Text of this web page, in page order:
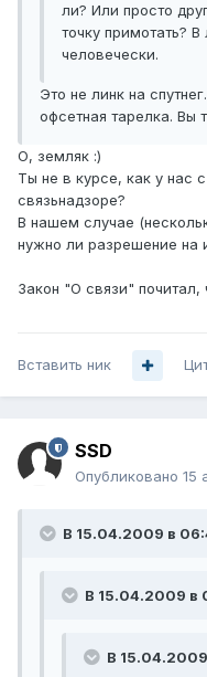
ли? Или просто
точку примотать?
человечески.
Это не линк на
офсетная тарелка. Вы
О, земляк :)
Ты не в курсе, как у нас
связьнадзоре?
В нашем случае
нужно ли разрешение на
Закон "О связи" почитал,
Вставить ник
SSD
Опубликовано 15
В 15.04.2009 в
В 15.04.2009 в
В